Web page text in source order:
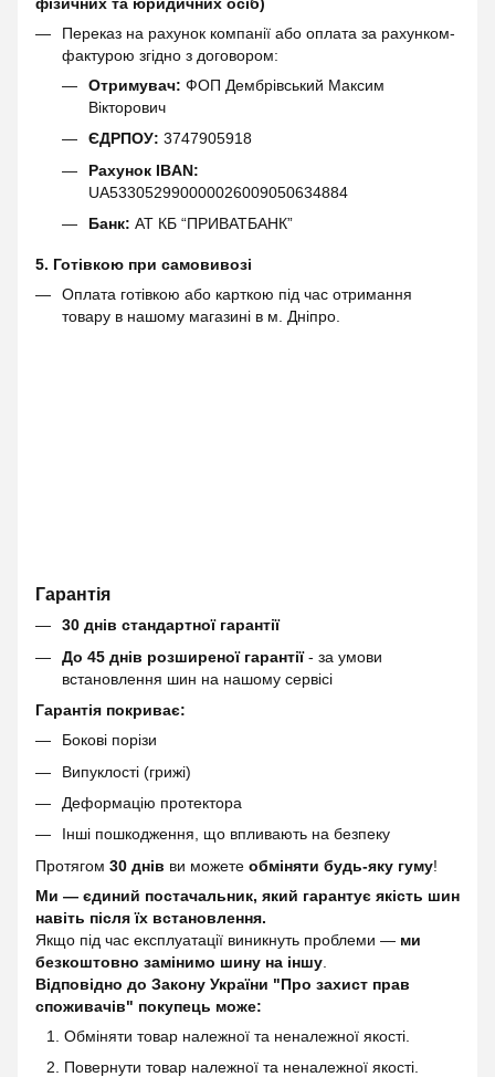
Переказ на рахунок компанії або оплата за рахунком-
фактурою згідно з договором:
Отримувач: ФОП Дембрівський Максим
Вікторович
ЄДРПОУ: 3747905918
Рахунок IBAN:
UA533052990000026009050634884
Банк: АТ КБ “ПРИВАТБАНК”
5. Готівкою при самовивозі
Оплата готівкою або карткою під час отримання
товару в нашому магазині в м. Дніпро.
Гарантія
30 днів стандартної гарантії
До 45 днів розширеної гарантії- за умови
встановлення шин на нашому сервісі
Гарантія покриває:
Бокові порізи
Випуклості (грижі)
Деформацію протектора
Інші пошкодження, що впливають на безпеку
Протягом 30 днів ви можете обміняти будь-яку гуму!
Ми — єдиний постачальник, який гарантує якість шин
навіть після їх встановлення.
Якщо під час експлуатації виникнуть проблеми — ми
безкоштовно замінимо шину на іншу
Відповідно до Закону України "Про захист прав
споживачів" покупець може:
Обміняти товар належної та неналежної якості.
Повернути товар належної та неналежної якості.